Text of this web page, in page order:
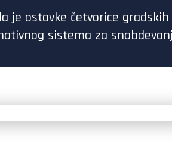
je ostavke četvorice
sistema za